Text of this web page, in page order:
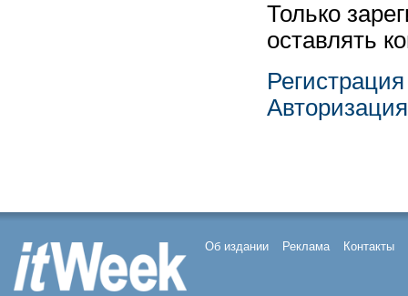
Только
оставлять
Регистрация
Авторизация
Об издании Реклама Контакты